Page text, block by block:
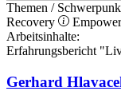
Themen /
Recovery
Arbeitsinhalte:
Erfahrungsbericht
Gerhard